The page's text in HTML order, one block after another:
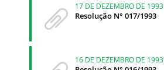
17 DE DEZEMBRO DE 1993
Resolução N° 017/1993
16 DE DEZEMBRO DE 1993